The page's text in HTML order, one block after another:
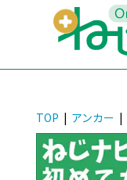
TOP | アンカー |